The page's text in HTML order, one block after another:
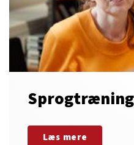
Læs mere